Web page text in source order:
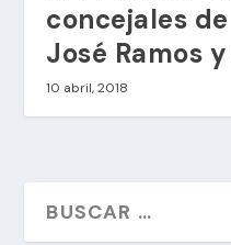
concejales
José Ramos
10 abril, 2018